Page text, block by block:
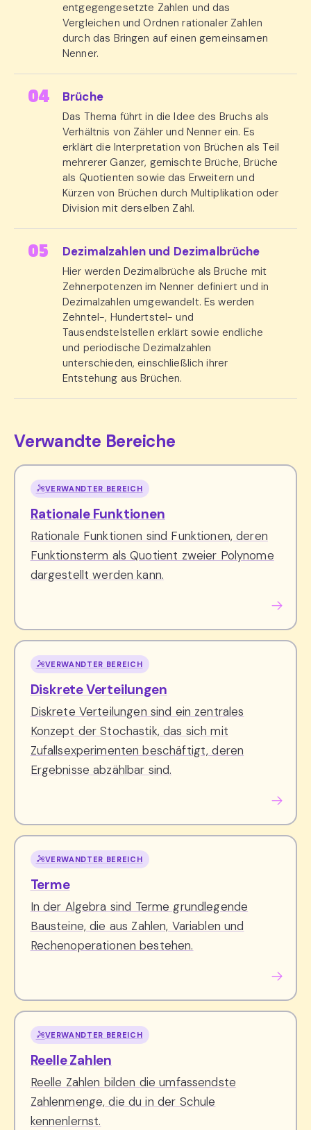
entgegengesetzte Zahlen und das
Vergleichen und Ordnen rationaler Zahlen
durch das Bringen auf einen gemeinsamen
Nenner.
Brüche
Das Thema führt in die Idee des Bruchs als
Verhältnis von Zähler und Nenner ein. Es
erklärt die Interpretation von Brüchen als Teil
mehrerer Ganzer, gemischte Brüche, Brüche
als Quotienten sowie das Erweitern und
Kürzen von Brüchen durch Multiplikation oder
Division mit derselben Zahl.
Dezimalzahlen und Dezimalbrüche
Hier werden Dezimalbrüche als Brüche mit
Zehnerpotenzen im Nenner definiert und in
Dezimalzahlen umgewandelt. Es werden
Zehntel-, Hundertstel- und
Tausendstelstellen erklärt sowie endliche
und periodische Dezimalzahlen
unterschieden, einschließlich ihrer
Entstehung aus Brüchen.
Verwandte Bereiche
VERWANDTER BEREICH
Rationale Funktionen
Rationale Funktionen sind Funktionen, deren
Funktionsterm als Quotient zweier Polynome
dargestellt werden kann.
VERWANDTER BEREICH
Diskrete Verteilungen
Diskrete Verteilungen sind ein zentrales
Konzept der Stochastik, das sich mit
Zufallsexperimenten beschäftigt, deren
Ergebnisse abzählbar sind.
VERWANDTER BEREICH
Terme
In der Algebra sind Terme grundlegende
Bausteine, die aus Zahlen, Variablen und
Rechenoperationen bestehen.
VERWANDTER BEREICH
Reelle Zahlen
Reelle Zahlen bilden die umfassendste
Zahlenmenge, die du in der Schule
kennenlernst.